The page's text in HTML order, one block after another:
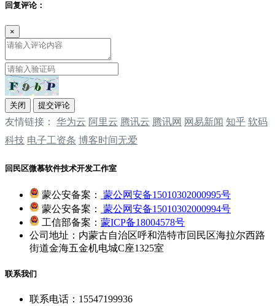
回复评论：
×
关闭 提交评论
友情链接： 华为云 阿里云 腾讯云 ‌‌腾讯网 ‌‌网易新闻 ‌‌知乎 软码
科技 电子工资条 博客时间无爱
回民区微慕软件技术开发工作室
蒙公安备案：
蒙公网安备15010302000995号
蒙公安备案：
蒙公网安备15010302000994号
工信部备案： 蒙ICP备18004578号
公司地址：内蒙古自治区呼和浩特市回民区海拉尔西路
街道金海五金机电城C座1325室
联系我们
联系电话：15547199936